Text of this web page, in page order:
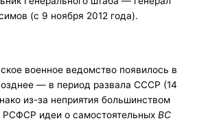
(с 9 ноября 2012 года).
военное ведомство появилось в
— в период развала СССР (14
из-за неприятия большинством
РСФСР идеи о самостоятельных ВС